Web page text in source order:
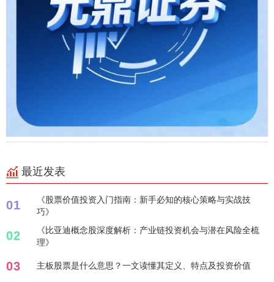
最近发表
01
《股票价值投资入门指南：新手必知的核心策略与实战技
巧》
02
《比亚迪概念股深度解析：产业链投资机会与潜在风险全梳
理》
03 主板股票是什么意思？一文读懂其定义、特点及投资价值